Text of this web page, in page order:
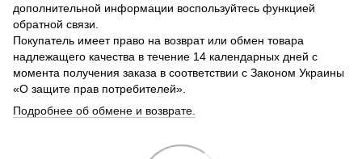
дополнительной информации воспользуйтесь функцией
обратной связи.
Покупатель имеет право на возврат или обмен товара
надлежащего качества в течение 14 календарных дней с
момента получения заказа в соответствии с Законом Украины
«О защите прав потребителей».
Подробнее об обмене и возврате.